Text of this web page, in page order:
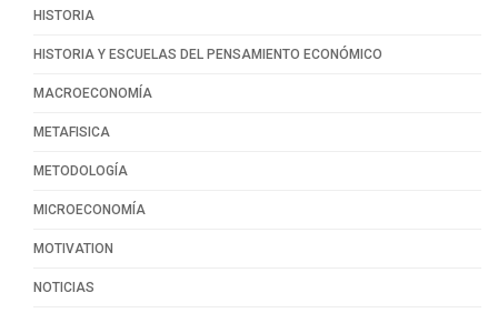
HISTORIA
HISTORIA Y ESCUELAS DEL PENSAMIENTO ECONÓMICO
MACROECONOMÍA
METAFISICA
METODOLOGÍA
MICROECONOMÍA
MOTIVATION
NOTICIAS